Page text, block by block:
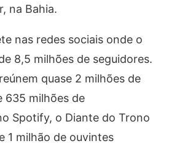
na Bahia.
nas redes sociais onde o
8,5 milhões de seguidores.
quase 2 milhões de
635 milhões de
Spotify, o Diante do Trono
1 milhão de ouvintes